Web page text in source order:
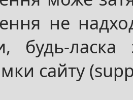
не
будь-ласка
сайту (